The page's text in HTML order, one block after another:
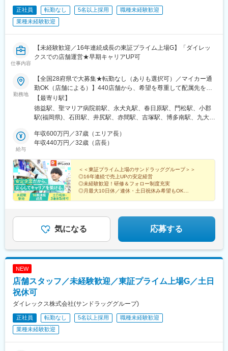
駅、大袋駅、北朝霞駅、上尾駅、北越谷駅、八街駅、八千代緑が
丘駅、おゆみ野駅、旭駅(千葉県)、公津の杜駅、豊四季駅、茂原
駅、篠ノ井駅、千曲駅、信州中野駅、柏矢町駅、六日町駅、長岡
駅、黒井駅(新潟県)、東三条駅、燕駅、青山駅、東柏崎駅、東新潟
駅(新潟県)、大形駅、西新発田駅、三条駅(新潟県)、水原駅、津守
駅、八尾駅、春木駅、御陵前駅、熊取駅、松ノ浜駅、栂・美木多
駅、白鷺駅、摂津富田駅、矢田駅(大阪府)、今川駅(大阪府)、福知
山市民病院口駅、耳成駅、忍海駅、加太駅(和歌山県)、東加古川
駅、京口駅、播磨高岡駅、播州赤穂駅、葉多駅、鳴門駅、加古川
駅、滝野駅、はりま勝原駅、北条町駅、飾磨駅、恵比須駅、鉢伏
山上駅、浜の宮駅、播磨町駅、山下駅(兵庫県)、高田駅(香川県)、
多度津駅、太田駅(香川県)、潟元駅、三津駅、今治駅、上宇和駅、
新居浜駅、伊予西条駅、宮田町駅、堀江駅、福音寺駅、東尾道
県)、修大協創中高前駅、河戸帆待川駅、大竹駅、福島町駅、戸手
駅、宇品四丁目駅、五日市駅、向洋駅、玖村駅、高田駅(長崎県)、
大塔駅、三会駅、若葉町駅、幸駅、道ノ尾駅、石橋駅(長崎県)、
喜々津駅、上相浦駅、佐々駅、西諫早駅、新大工町駅、島原港
駅、日田駅、中津駅(大分県)、別府駅(大分県)、豊後森駅、鶴崎
本県)、宇土駅、天ケ瀬駅、千丁駅、植木駅、竜田口駅、三角駅、
御代志駅、武蔵塚駅、木葉駅、新八代駅、田崎橋駅、佐敷駅、浦
添前田駅、奥武山公園駅、首里駅、古島駅、てだこ浦西駅、久留
米高校前駅、西鉄小郡駅、九産大前駅、熊西駅、谷山駅(指宿枕崎
線)、文化の森駅、知寄町駅、船橋日大前駅、三好町駅、駒川中野
千歳町駅(長崎県)、諏訪神社駅、日田市役所前駅、花畑駅、葛島橋
東詰駅、針中野駅、屋島駅、ＪＲ松山駅前駅、広電西広島・己斐
駅、宇品三丁目駅、西浦上駅、新中川町駅
正社員 転勤なし 5名以上採用
職種未経験歓迎
業種未経験歓迎
仕事内容
【未経験歓迎／16年連続成長の東証プライム上場G】「ダイレッ
クスでの店舗運営★早期キャリアUP可
勤務地
【全国28府県で大募集★転勤なし（ありも選択可）／マイカー通
勤OK（店舗による）】440店舗から、希望を尊重して配属先を決
定！☆必要に応じて借り上げ社宅の利用も可能！◆九州エリア福
岡県（55店舗）、佐賀県（24店舗）、長崎県（29店舗）、熊本県
（34店舗）、大分県（18店舗）、宮崎県（25店舗）、鹿児島県
広島県（24店舗）、山口県（18店舗）、島根県（7店舗）、鳥取
県（5店舗）◆四国エリア徳島県（16店舗）、香川県（17店
（17店舗）、京都府（1店舗）、奈良県（2店舗）、大阪府（11店
舗）◆関東エリア埼玉県（12店舗）、群馬県（4店舗）、千葉県
（9店舗）、茨城県（1店舗）◆信越・北陸エリア新潟県（18店
舗）、山梨県（7店舗）、長野県（7店舗）★当社HPの「店舗案
内」から、お近くの店舗をチェックしてください！トップページ
す。※勤務地の受動喫煙対策：屋内禁煙
【最寄り駅】
徳益駅、聖マリア病院前駅、永犬丸駅、春日原駅、門松駅、小郡
駅(福岡県)、石田駅、井尻駅、赤間駅、吉塚駅、博多南駅、九大学
福大前駅、教育大前駅、飯塚駅、南久留米駅、犬塚駅、東福間
駅、筑後吉井駅、門司駅、太宰府駅、羽犬塚駅、蒲池駅(福岡県)、
県)、下曽根駅、筑前前原駅、水巻駅、海老津駅、遠賀野駅、土井
駅、原町駅、甘木駅(西鉄線)、二島駅、中間駅、千鳥駅、周船寺
駅、南小倉駅、姪浜駅、池尻駅、銀水駅、若松駅、宮崎神宮駅、
南延岡駅、蓮ケ池駅、宮崎駅、油津駅、三股駅、日向庄内駅、加
納駅(宮崎県)、西都城駅、五十市駅、日向新富駅、緑町駅、田吉
北方駅(佐賀県)、伊万里駅、新鳥栖駅、江北駅(佐賀県)、鍋島駅、
湯田温泉駅、幡生駅、下関駅、川棚温泉駅、松江駅、岸本駅、後
旭駅前通駅、入明駅、知寄町三丁目駅、古河駅、新町駅(群馬県)、
西小泉駅、三俣駅、群馬総社駅、鶴瀬駅、籠原駅、新田駅(埼玉
県)、東岩槻駅、桶川駅、八潮駅、的場駅、大袋駅、北朝霞駅、上
葉県)、公津の杜駅、豊四季駅、茂原駅、志津駅、八千代台駅、六
日町駅、長岡駅、黒井駅(新潟県)、東三条駅、燕駅、青山駅、東柏
給与
年収600万円／37歳（エリア長）
年収440万円／32歳（店長）
＜＜東証プライム上場のサンドラッググループ＞＞
◎16年連続で売上UPの安定経営
◎未経験歓迎！研修＆フォロー制度充実
◎月最大10日休／連休・土日祝休み希望もOK
気になる 応募する
NEW
店舗スタッフ／未経験歓迎／東証プライム上場G／土日
祝休可
ダイレックス株式会社(サンドラッググループ)
正社員 転勤なし 5名以上採用
職種未経験歓迎
業種未経験歓迎